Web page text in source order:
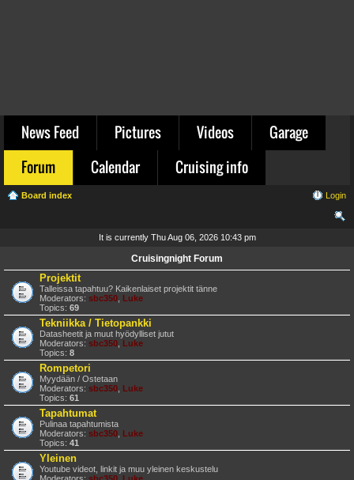
News Feed Pictures Videos
Garage
Forum
Calendar Cruising info
Board index Login
It is currently Thu Aug 06, 2026 10:43 pm
Cruisingnight Forum
Projektit
Talleissa tapahtuu? Kaikenlaiset projektit tänne
Moderators: sbc350 Luke
Topics: 69
Tekniikka / Tietopankki
Datasheetit ja muut hyödylliset jutut
Moderators: sbc350 Luke
Topics: 8
Rompetori
Myydään / Ostetaan
Moderators: sbc350 Luke
Topics: 61
Tapahtumat
Pulinaa tapahtumista
Moderators: sbc350 Luke
Topics: 41
Yleinen
Youtube videot, linkit ja muu yleinen keskustelu